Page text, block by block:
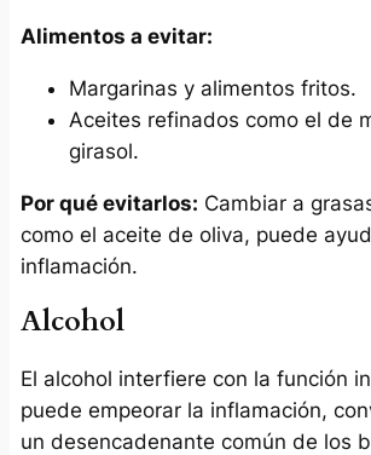
Alimentos a evitar:
Margarinas y alimentos fritos.
Aceites refinados como el de
girasol.
Por qué evitarlos: Cambiar a
como el aceite de oliva, puede
inflamación.
Alcohol
El alcohol interfiere con la función
puede empeorar la inflamación,
un desencadenante común de los